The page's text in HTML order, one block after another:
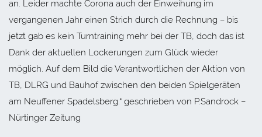
an. Leider machte Corona auch der Einweihung im
vergangenen Jahr einen Strich durch die Rechnung – bis
jetzt gab es kein Turntraining mehr bei der TB, doch das ist
Dank der aktuellen Lockerungen zum Glück wieder
möglich. Auf dem Bild die Verantwortlichen der Aktion von
TB, DLRG und Bauhof zwischen den beiden Spielgeräten
am Neuffener Spadelsberg.“ geschrieben von P.Sandrock –
Nürtinger Zeitung